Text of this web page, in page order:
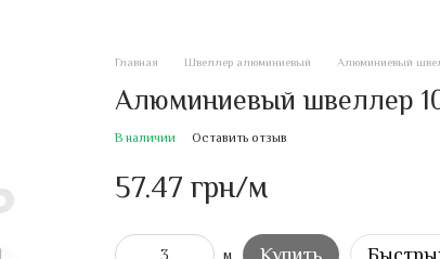
Главная Швеллер алюминиевый Алюминиевый
Алюминиевый швеллер
В наличии Оставить отзыв
57.47 грн/м
м Купить